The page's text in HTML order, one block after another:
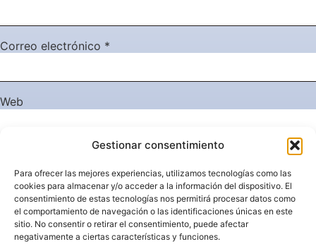
Gestionar consentimiento
Para ofrecer las mejores experiencias, utilizamos tecnologías como las
cookies para almacenar y/o acceder a la información del dispositivo. El
consentimiento de estas tecnologías nos permitirá procesar datos como
el comportamiento de navegación o las identificaciones únicas en este
sitio. No consentir o retirar el consentimiento, puede afectar
negativamente a ciertas características y funciones.
Correo electrónico *
Web
Guarda mi nombre, correo electrónico y web en este
navegador para la próxima vez que comente.